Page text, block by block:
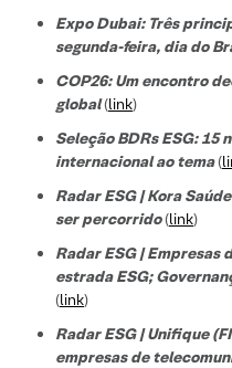
Expo Dubai: Três
segunda-feira, dia do
COP26: Um encontro
global(link)
Seleção BDRs ESG​: 15
internacional ao tema(
Radar ESG | Kora
ser percorrido(link)
Radar ESG | Empresas
estrada ESG;
(link)
Radar ESG | Unifique
empresas de